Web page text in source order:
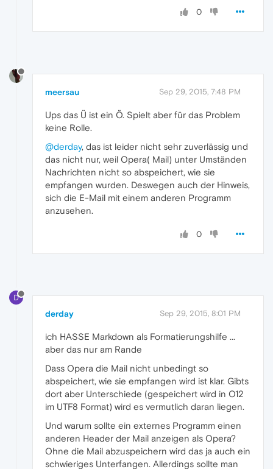
0
meersau Sep 29, 2015, 7:48 PM
Ups das Ü ist ein Ö. Spielt aber für das Problem
keine Rolle.
@derday, das ist leider nicht sehr zuverlässig und
das nicht nur, weil Opera( Mail) unter Umständen
Nachrichten nicht so abspeichert, wie sie
empfangen wurden. Deswegen auch der Hinweis,
sich die E-Mail mit einem anderen Programm
anzusehen.
0
D
derday Sep 29, 2015, 8:01 PM
ich HASSE Markdown als Formatierungshilfe ...
aber das nur am Rande
Dass Opera die Mail nicht unbedingt so
abspeichert, wie sie empfangen wird ist klar. Gibts
dort aber Unterschiede (gespeichert wird in O12
im UTF8 Format) wird es vermutlich daran liegen.
Und warum sollte ein externes Programm einen
anderen Header der Mail anzeigen als Opera?
Ohne die Mail abzuspeichern wird das ja auch ein
schwieriges Unterfangen. Allerdings sollte man